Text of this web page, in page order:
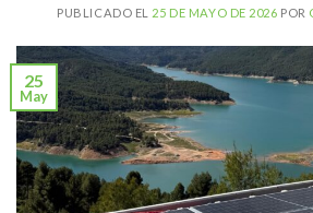
PUBLICADO EL 25 DE MAYO DE 2026 POR
25
May